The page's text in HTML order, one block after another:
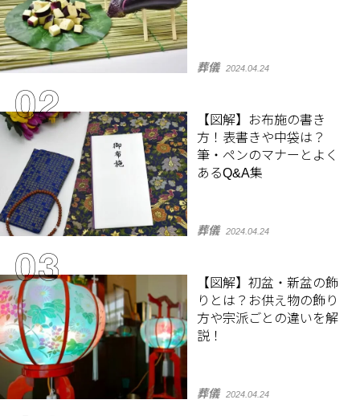
葬儀 2024.04.24
【図解】お布施の書き
方！表書きや中袋は？
筆・ペンのマナーとよく
あるQ&A集
葬儀 2024.04.24
【図解】初盆・新盆の飾
りとは？お供え物の飾り
方や宗派ごとの違いを解
説！
葬儀 2024.04.24